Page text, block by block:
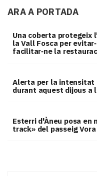
ARA A PORTADA
Una coberta protegeix
la Vall Fosca per
facilitar‑ne la
Alerta per la intensitat
durant aquest dijous a
Esterri d'Àneu posa en
track» del passeig Vora